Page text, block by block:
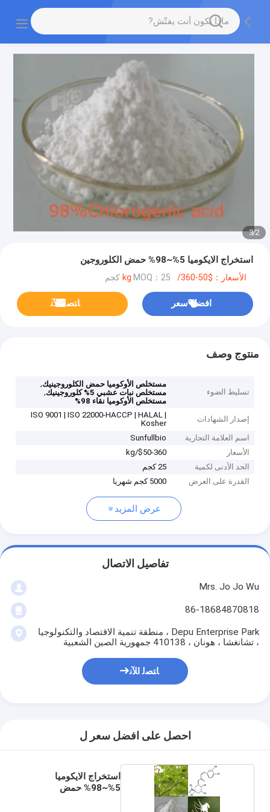
2
/
3
استخراج الايكوميا 5%~98% حمض الكلوروجين
الأسعار：$50-360/kg MOQ：25 كجم
افضل سعر ﺎﺘﺼﻟ ﺍﻶﻧ
منتوج وصف
تسليط الضوء
مستخلص الأوكوميا حمض الكلوروجينيك,
مستخلص نبات عشبي 5% كلوروجينيك
,
مستخلص الأوكوميا نقاء 98%
إصدار الشهادات
ISO 9001 | ISO 22000-HACCP | HALAL |
Kosher
اسم العلامة التجارية
Sunfullbio
الأسعار
$50-360/kg
الحد الأدنى لكمية
25 كجم
القدرة على العرض
5000 كجم شهريا
عرض المزيد
تفاصيل الاتصال
Mrs. Jo Jo Wu
86-18684870818
Depu Enterprise Park ، منطقة تنمية الاقتصاد والتكنولوجيا
، تشانغشا ، هونان ، 410138 جمهورية الصين الشعبية
ﺎﺘﺼﻟ ﺍﻶﻧ
احصل على افضل سعر ل
استخراج الايكوميا
5%~98% حمض